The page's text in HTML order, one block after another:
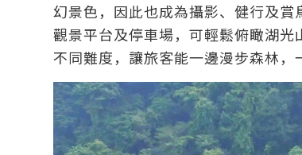
幻景色，因此也成為攝影、健行及
觀景平台及停車場，可輕鬆俯瞰湖
不同難度，讓旅客能一邊漫步森林，